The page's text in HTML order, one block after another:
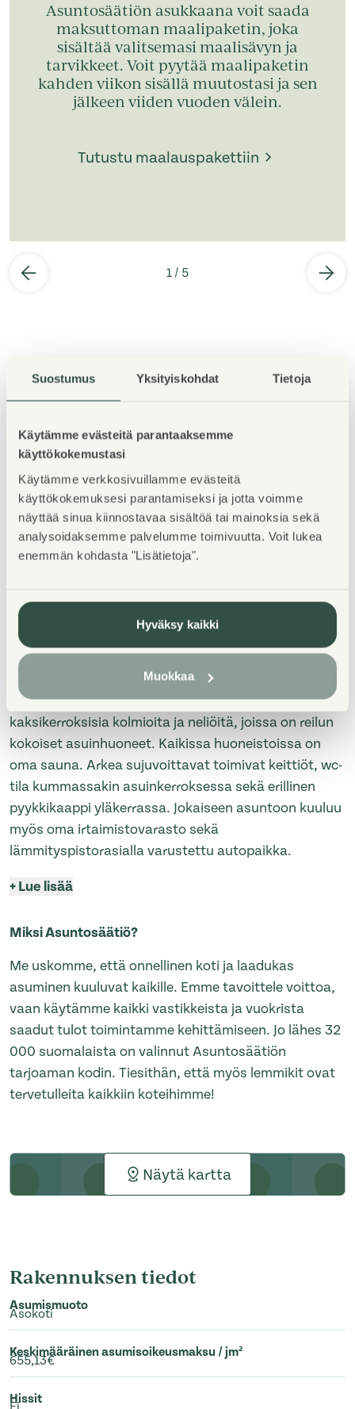
Suostumus Yksityiskohdat Tietoja
Käytämme evästeitä parantaaksemme
käyttökokemustasi
Käytämme verkkosivuillamme evästeitä
käyttökokemuksesi parantamiseksi ja jotta voimme
näyttää sinua kiinnostavaa sisältöä tai mainoksia sekä
analysoidaksemme palvelumme toimivuutta. Voit lukea
enemmän kohdasta "Lisätietoja".
Hyväksy kaikki
Muokkaa
Asuntosäätiön asukkaana voit saada
maksuttoman maalipaketin, joka
sisältää valitsemasi maalisävyn ja
tarvikkeet. Voit pyytää maalipaketin
kahden viikon sisällä muutostasi ja sen
jälkeen viiden vuoden välein.
Tutustu maalauspakettiin
1 / 5
Kohteen esittely
TERVETULOA asuntoesittelyyn maanantaina
3.8.2026 klo 14-15! Esittelyssä pääset tutustumaan
kaikkiin vapaisiin asuntoihin, voit jättää
asuntohakemuksen asuntosaatio.fi nettisivujen
kautta.
asumisoikeusasumista perheille, jotka arvostavat
luonnonläheisyyttä ja tilaa, tinkimättä kuitenkaan
palvelujen läheisyydestä. Modernit, vaaleat rivitalot
on varustettu energiatehokkain aurinkopaneelein.
Hyvin suunnitellut kodit ovat valoisia,
kaksikerroksisia kolmioita ja neliöitä, joissa on reilun
kokoiset asuinhuoneet. Kaikissa huoneistoissa on
oma sauna. Arkea sujuvoittavat toimivat keittiöt, wc-
tila kummassakin asuinkerroksessa sekä erillinen
pyykkikaappi yläkerrassa. Jokaiseen asuntoon kuuluu
myös oma irtaimistovarasto sekä
lämmityspistorasialla varustettu autopaikka.
+Lue lisää
Miksi Asuntosäätiö?
Me uskomme, että onnellinen koti ja laadukas
asuminen kuuluvat kaikille. Emme tavoittele voittoa,
vaan käytämme kaikki vastikkeista ja vuokrista
saadut tulot toimintamme kehittämiseen. Jo lähes 32
000 suomalaista on valinnut Asuntosäätiön
tarjoaman kodin. Tiesithän, että myös lemmikit ovat
tervetulleita kaikkiin koteihimme!
Näytä kartta
Rakennuksen tiedot
Asumismuoto
Asokoti
Keskimääräinen asumisoikeusmaksu / jm²
655,13€
Hissit